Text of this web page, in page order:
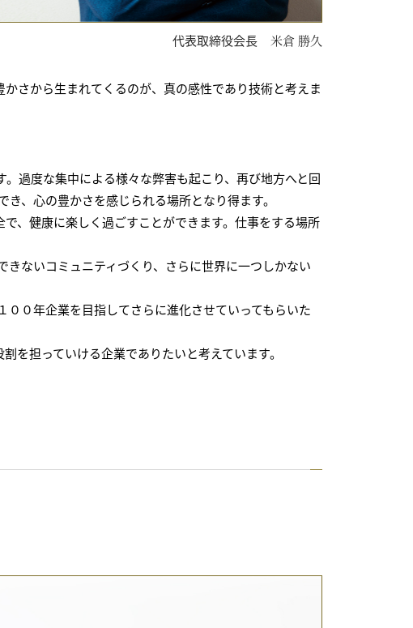
代表取締役会長 米倉 勝久
さから生まれてくるのが、真の感性であり技術と考えま
過度な集中による様々な弊害も起こり、再び地方へと回
、心の豊かさを感じられる場所となり得ます。
、健康に楽しく過ごすことができます。仕事をする場所
ないコミュニティづくり、さらに世界に一つしかない
０年企業を目指してさらに進化させていってもらいた
を担っていける企業でありたいと考えています。